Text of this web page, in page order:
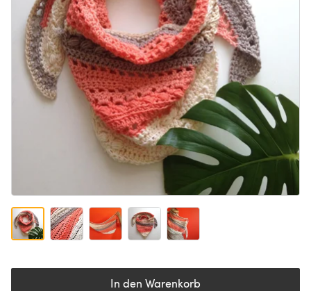
In den Warenkorb